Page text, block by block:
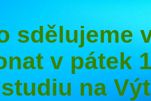
sdělujeme
v pátek
na